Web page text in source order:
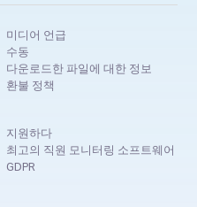
미디어 언급
수동
다운로드한 파일에 대한 정보
환불 정책
지원하다
최고의 직원 모니터링 소프트웨어
GDPR